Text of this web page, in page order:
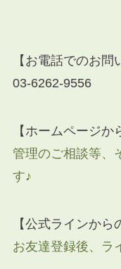
【お電話でのお問
03-6262-9556
【ホームページか
管理のご相談等、
す♪
【公式ラインから
お友達登録後、ラ